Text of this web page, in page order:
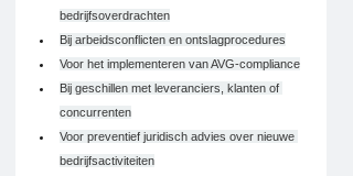
bedrijfsoverdrachten
Bij arbeidsconflicten en ontslagprocedures
Voor het implementeren van AVG-compliance
Bij geschillen met leveranciers, klanten of
concurrenten
Voor preventief juridisch advies over nieuwe
bedrijfsactiviteiten